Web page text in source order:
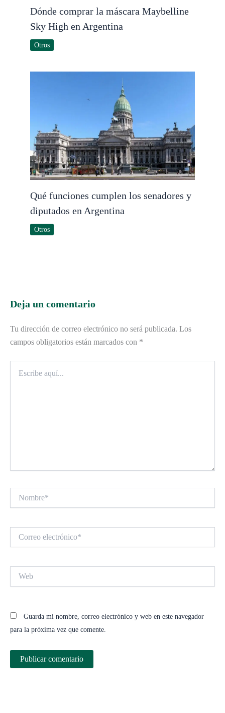
Dónde comprar la máscara Maybelline
Sky High en Argentina
Otros
Qué funciones cumplen los senadores y
diputados en Argentina
Otros
Deja un comentario
Tu dirección de correo electrónico no será publicada. Los
campos obligatorios están marcados con *
aquí...
electrónico*
Guarda mi nombre, correo electrónico y web en este navegador
para la próxima vez que comente.